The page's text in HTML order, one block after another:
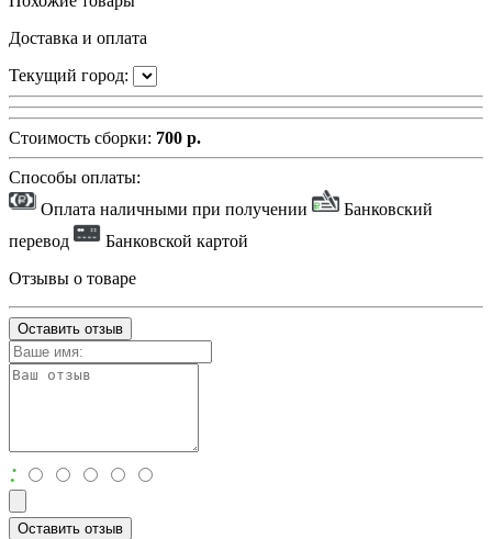
Доставка и оплата
Текущий город:
Стоимость сборки: 700 р.
Способы оплаты:
Оплата наличными при получении
Банковский
перевод
Банковской картой
Отзывы о товаре
Оставить отзыв
:
Оставить отзыв